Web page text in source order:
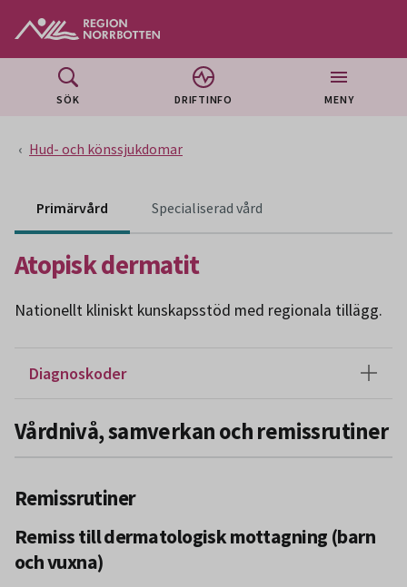
SÖK DRIFTINFO MENY
Hud- och könssjukdomar
Primärvård Specialiserad vård
Atopisk dermatit
Nationellt kliniskt kunskapsstöd med regionala tillägg.
Diagnoskoder
Vårdnivå, samverkan och remissrutiner
Remissrutiner
Remiss till dermatologisk mottagning (barn
och vuxna)